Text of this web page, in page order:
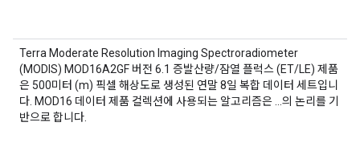
Terra Moderate Resolution Imaging Spectroradiometer
(MODIS) MOD16A2GF 버전 6.1 증발산량/잠열 플럭스 (ET/LE) 제품
은 500미터 (m) 픽셀 해상도로 생성된 연말 8일 복합 데이터 세트입니
다. MOD16 데이터 제품 컬렉션에 사용되는 알고리즘은 …의 논리를 기
반으로 합니다.